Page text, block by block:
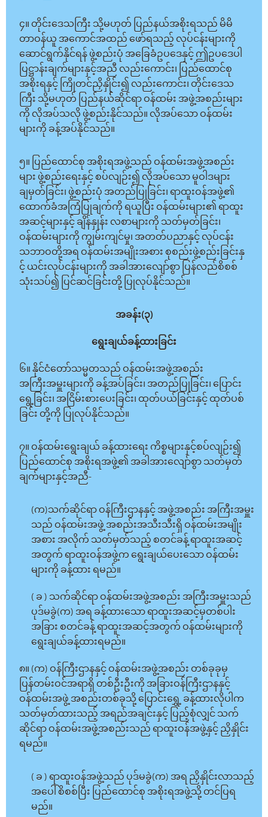
၄။ တိုင်းဒေသကြီး သို့မဟုတ် ပြည်နယ်အစိုးရသည် မိမိ
တာဝန်ယူ အကောင်အထည် ဖော်ရသည့် လုပ်ငန်းများကို
ဆောင်ရွက်နိုင်ရန် ဖွဲ့စည်းပုံ အခြေခံဥပဒေနှင့် ဤဥပဒေပါ
ပြဋ္ဌာန်းချက်များနှင့်အညီ လည်းကောင်း၊ ပြည်ထောင်စု
အစိုးရနှင့် ကြိုတင်ညှိနှိုင်း၍ လည်းကောင်း၊ တိုင်းဒေသ
ကြီး သို့မဟုတ် ပြည်နယ််ဆိုင်ရာ ဝန်ထမ်း အဖွဲ့အစည်းများ
ကို လိုအပ်သလို ဖွဲ့စည်းနိုင်သည်။ လိုအပ်သော ဝန်ထမ်း
များကို ခန့်အပ်နိုင်သည်။
၅။ ပြည်ထောင်စု အစိုးရအဖွဲ့သည် ဝန်ထမ်းအဖွဲ့အစည်း
များ ဖွဲ့စည်းရေးနှင့် စပ်လျဉ်း၍ လိုအပ်သော မူဝါဒများ
ချမှတ်ခြင်း၊ ဖွဲ့စည်းပုံ အတည်ပြုခြင်း၊ ရာထူးဝန်အဖွဲ့၏
ထောက်ခံအကြံပြုချက်ကို ရယူပြီး ဝန်ထမ်းများ၏ ရာထူး
အဆင့်များနှင့် ချိန်နှုန်း လစာများကို သတ်မှတ်ခြင်း၊
ဝန်ထမ်းများကို ကျွမ်းကျင်မှု၊ အတတ်ပညာနှင့် လုပ်ငန်း
သဘာဝတို့အရ ဝန်ထမ်းအမျိုးအစား စုစည်းဖွဲ့စည်းခြင်းနှ
င့် ယင်းလုပ်ငန်းများကို အခါအားလျော်စွာ ပြန်လည်စိစစ်
သုံးသပ်၍ ပြင်ဆင်ခြင်းတို့ ပြုလုပ်နိုင်သည်။
အခန်း(၃)
ရွေးချယ်ခန့်ထားခြင်း
၆။ နိုင်ငံတော်သမ္မတသည် ဝန်ထမ်းအဖွဲ့အစည်း
အကြီးအမှူးများကို ခန့်အပ်ခြင်း၊ အတည်ပြုခြင်း၊ ပြောင်း
ရွေ့ခြင်း၊ အငြိမ်းစားပေးခြင်း၊ ထုတ်ပယ်ခြင်းနှင့် ထုတ်ပစ်
ခြင်း တို့ကို ပြုလုပ်နိုင်သည်။
၇။ ဝန်ထမ်းရွေးချယ် ခန့်ထားရေး ကိစ္စများနှင့်စပ်လျဉ်း၍
ပြည်ထောင်စု အစိုးရအဖွဲ့၏ အခါအားလျော်စွာ သတ်မှတ်
ချက်များနှင့်အညီ-
(က)သက်ဆိုင်ရာ ဝန်ကြီးဌာနနှင့် အဖွဲ့အစည်း အကြီးအမှူး
သည် ဝန်ထမ်းအဖွဲ့ အစည်းအသီးသီးရှိ ဝန်ထမ်းအမျိုး
အစား အလိုက် သတ်မှတ်သည့် စတင်ခန့် ရာထူးအဆင့်
အတွက် ရာထူးဝန်အဖွဲ့က ရွေးချယ်ပေးသော ဝန်ထမ်း
များကို ခန့်ထား ရမည်။
( ခ ) သက်ဆိုင်ရာ ဝန်ထမ်းအဖွဲ့အစည်း အကြီးအမှူးသည်
ပုဒ်မခွဲ(က) အရ ခန့်ထားသော ရာထူးအဆင့်မှတစ်ပါး
အခြား စတင်ခန့် ရာထူးအဆင့်အတွက် ဝန်ထမ်းများကို
ရွေးချယ်ခန့်ထားရမည်။
၈။ (က) ဝန်ကြီးဌာနနှင့် ဝန်ထမ်းအဖွဲ့အစည်း တစ်ခုခုမှ
ပြန်တမ်းဝင်အရာရှိ တစ်ဦးဦးကို အခြားဝန်ကြီးဌာနနှင့်
ဝန်ထမ်းအဖွဲ့ အစည်းတစ်ခုသို့ ပြောင်းရွှေ့ ခန့်ထားလိုပါက
သတ်မှတ်ထားသည့် အရည်အချင်းနှင့် ပြည့်စုံလျှင် သက်
ဆိုင်ရာ ဝန်ထမ်းအဖွဲ့အစည်းသည် ရာထူးဝန်အဖွဲ့နှင့် ညှိနှိုင်း
ရမည်။
( ခ ) ရာထူးဝန်အဖွဲ့သည် ပုဒ်မခွဲ(က) အရ ညှိနှိုင်းလာသည့်
အပေါ် စိစစ်ပြီး ပြည်ထောင်စု အစိုးရအဖွဲ့သို့ တင်ပြရ
မည်။